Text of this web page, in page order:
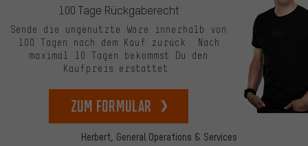
Herbert, General Operations & Services
100 Tage Rückgaberecht
Sende die ungenutzte Ware innerhalb von
100 Tagen nach dem Kauf zurück. Nach
maximal 10 Tagen bekommst Du den
Kaufpreis erstattet.
zum Formular